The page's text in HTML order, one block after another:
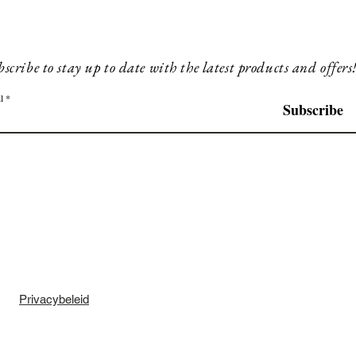
to stay up to date with the latest products and
Subscribe
Privacybeleid